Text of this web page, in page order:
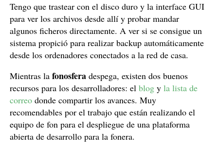
Tengo que trastear con el disco duro y la interface GUI
para ver los archivos desde allí y probar mandar
algunos ficheros directamente. A ver si se consigue un
sistema propició para realizar backup automáticamente
desde los ordenadores conectados a la red de casa.
Mientras la fonosfera despega, existen dos buenos
recursos para los desarrolladores: el blog y la lista de
correo donde compartir los avances. Muy
recomendables por el trabajo que están realizando el
equipo de fon para el despliegue de una plataforma
abierta de desarrollo para la fonera.